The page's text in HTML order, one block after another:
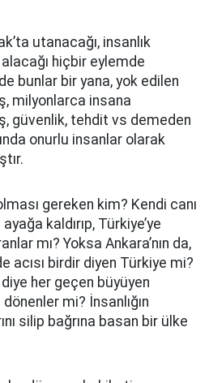
utanacağı, insanlık
hiçbir eylemde
bunlar bir yana, yok edilen
milyonlarca insana
güvenlik, tehdit vs demeden
onurlu insanlar olarak
gereken kim? Kendi canı
kaldırıp, Türkiye’ye
mı? Yoksa Ankara’nın da,
acısı birdir diyen Türkiye mi?
her geçen büyüyen
dönenler mi? İnsanlığın
silip bağrına basan bir ülke